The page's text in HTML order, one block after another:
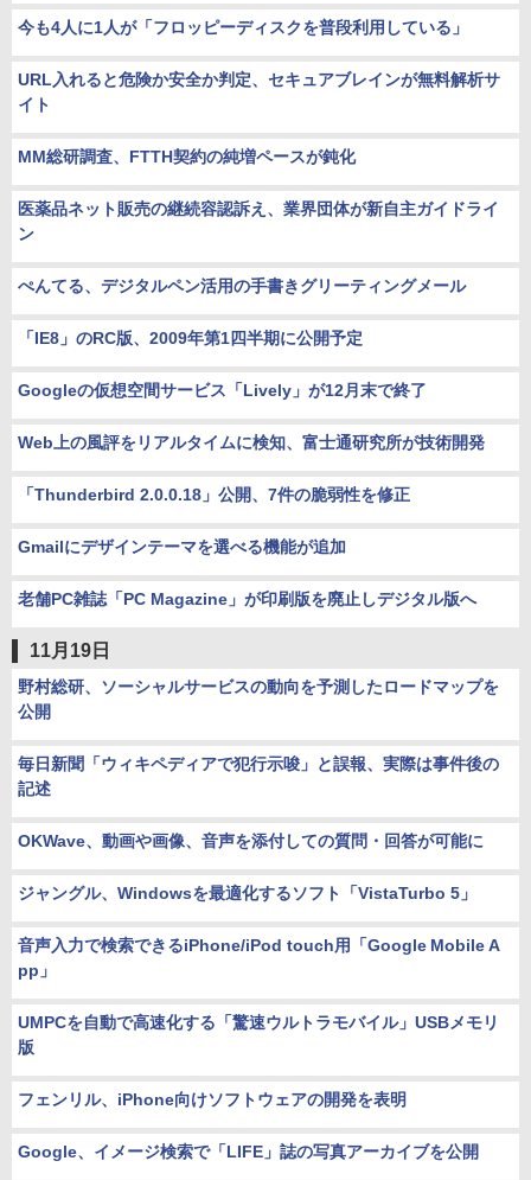
今も4人に1人が「フロッピーディスクを普段利用している」
URL入れると危険か安全か判定、セキュアブレインが無料解析サ
イト
MM総研調査、FTTH契約の純増ペースが鈍化
医薬品ネット販売の継続容認訴え、業界団体が新自主ガイドライ
ン
ぺんてる、デジタルペン活用の手書きグリーティングメール
「IE8」のRC版、2009年第1四半期に公開予定
Googleの仮想空間サービス「Lively」が12月末で終了
Web上の風評をリアルタイムに検知、富士通研究所が技術開発
「Thunderbird 2.0.0.18」公開、7件の脆弱性を修正
Gmailにデザインテーマを選べる機能が追加
老舗PC雑誌「PC Magazine」が印刷版を廃止しデジタル版へ
11月19日
野村総研、ソーシャルサービスの動向を予測したロードマップを
公開
毎日新聞「ウィキペディアで犯行示唆」と誤報、実際は事件後の
記述
OKWave、動画や画像、音声を添付しての質問・回答が可能に
ジャングル、Windowsを最適化するソフト「VistaTurbo 5」
音声入力で検索できるiPhone/iPod touch用「Google Mobile A
pp」
UMPCを自動で高速化する「驚速ウルトラモバイル」USBメモリ
版
フェンリル、iPhone向けソフトウェアの開発を表明
Google、イメージ検索で「LIFE」誌の写真アーカイブを公開